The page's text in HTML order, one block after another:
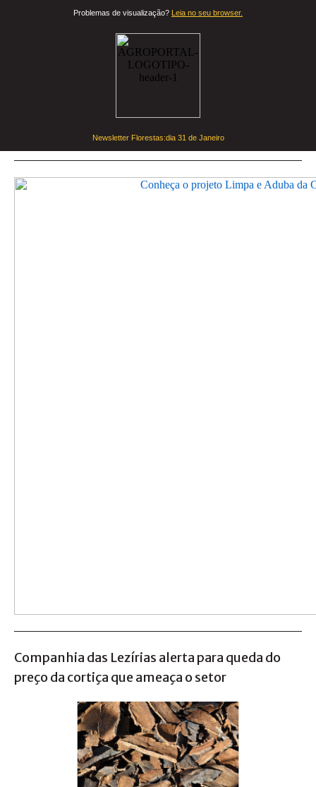
Problemas de visualização? Leia no seu browser.
Newsletter Florestas:dia 31 de Janeiro
Companhia das Lezírias alerta para queda do
preço da cortiça que ameaça o setor